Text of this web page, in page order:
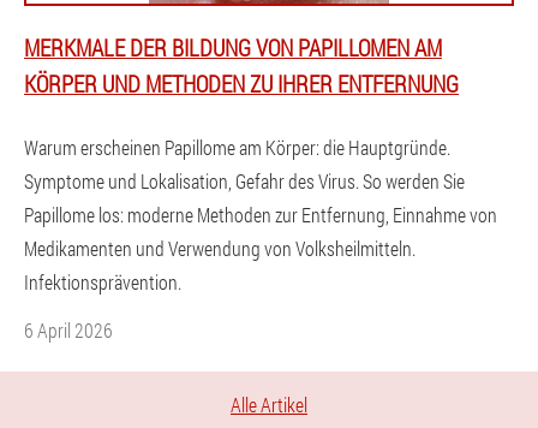
MERKMALE DER BILDUNG VON PAPILLOMEN AM
KÖRPER UND METHODEN ZU IHRER ENTFERNUNG
Warum erscheinen Papillome am Körper: die Hauptgründe.
Symptome und Lokalisation, Gefahr des Virus. So werden Sie
Papillome los: moderne Methoden zur Entfernung, Einnahme von
Medikamenten und Verwendung von Volksheilmitteln.
Infektionsprävention.
6 April 2026
Alle Artikel